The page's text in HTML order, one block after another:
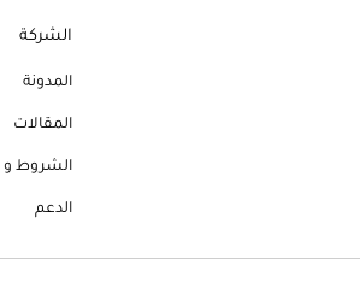
الشركة
المدونة
المقالات
الشروط
الدعم